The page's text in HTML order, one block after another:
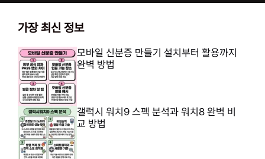
가장 최신 정보
모바일 신분증 만들기 설치부터 활용까지
완벽 방법
갤럭시 워치9 스펙 분석과 워치8 완벽 비
교 방법